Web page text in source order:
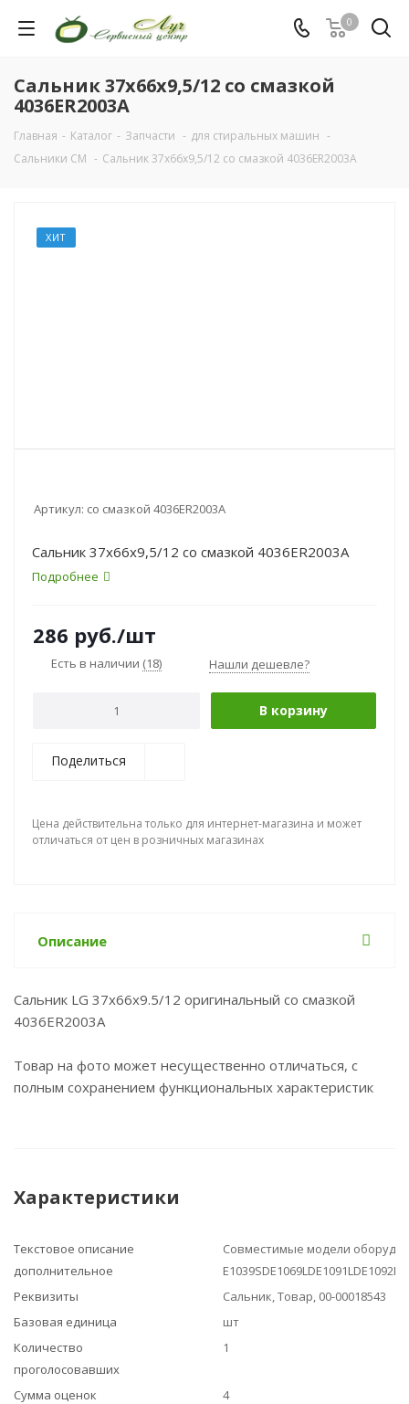
0
Сальник 37x66x9,5/12 со смазкой
4036ER2003A
Главная - Каталог - Запчасти - для стиральных машин -
Сальники СМ - Сальник 37x66x9,5/12 со смазкой 4036ER2003A
ХИТ
Артикул: со смазкой 4036ER2003A
Сальник 37x66x9,5/12 со смазкой 4036ER2003A
Подробнее
286 руб./шт
Есть в наличии (18) Нашли дешевле?
В корзину
Поделиться
Цена действительна только для интернет-магазина и может
отличаться от цен в розничных магазинах
Описание
Сальник LG 37x66x9.5/12 оригинальный со смазкой
4036ER2003A
Товар на фото может несущественно отличаться, с
полным сохранением функциональных характеристик
Характеристики
Текстовое описание
дополнительное
Совместимые модели
Реквизиты
Сальник, Товар, 00-00018543
Базовая единица
шт
Количество
проголосовавших
1
Сумма оценок
4